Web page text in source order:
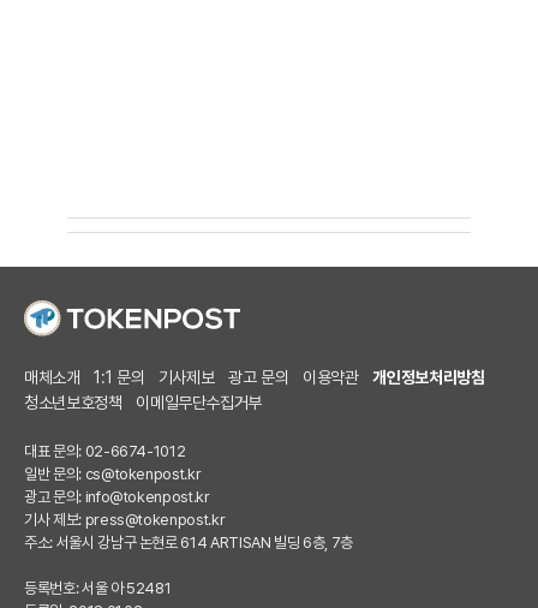
매체소개 1:1 문의 기사제보 광고 문의 이용약관
개인정보처리방침
청소년보호정책
이메일무단수집거부
대표 문의: 02-6674-1012
일반 문의: cs@tokenpost.kr
광고 문의: info@tokenpost.kr
기사 제보: press@tokenpost.kr
주소: 서울시 강남구 논현로 614 ARTISAN 빌딩 6층, 7층
등록번호: 서울 아 52481